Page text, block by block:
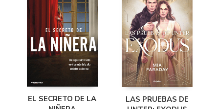
EL SECRETO DE LA
LAS PRUEBAS DE